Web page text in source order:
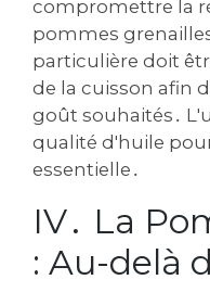
compromettre la
pommes
particulière doit
de la cuisson afin
goût souhaités․
qualité d'huile
essentielle․
IV․ La
: Au-delà